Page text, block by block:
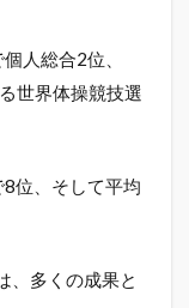
人総合2位、
世界体操競技選
位、そして平均
、多くの成果と